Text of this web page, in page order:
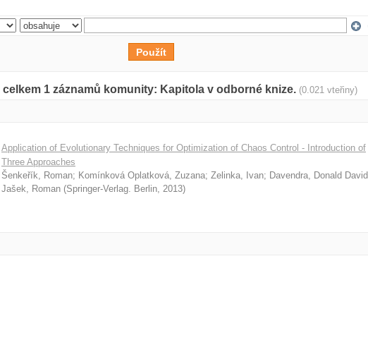
celkem 1 záznamů komunity: Kapitola v odborné knize. (0.021 vteřiny)
Application of Evolutionary Techniques for Optimization of Chaos Control - Introduction of
Three Approaches
Šenkeřík, Roman; Komínková Oplatková, Zuzana; Zelinka, Ivan; Davendra, Donald David
Jašek, Roman (Springer-Verlag. Berlin, 2013)